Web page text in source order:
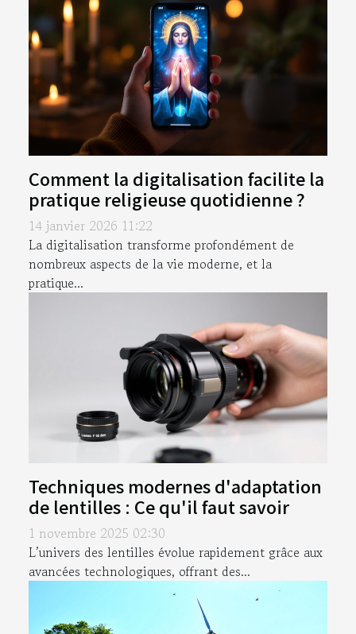
Comment la digitalisation facilite la
pratique religieuse quotidienne ?
14 janvier 2026 11:22
La digitalisation transforme profondément de
nombreux aspects de la vie moderne, et la
pratique...
Techniques modernes d'adaptation
de lentilles : Ce qu'il faut savoir
1 novembre 2025 02:30
L’univers des lentilles évolue rapidement grâce aux
avancées technologiques, offrant des...